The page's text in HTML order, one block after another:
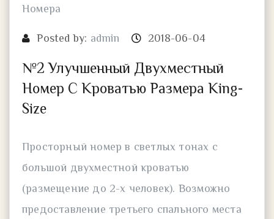
Номера
Posted by: admin 2018-06-04
№2 Улучшенный Двухместный
Номер С Кроватью Размера King-
Size
Просторный номер в светлых тонах с
большой двухместной кроватью
(размещение до 2-х человек). Возможно
предоставление третьего спального места